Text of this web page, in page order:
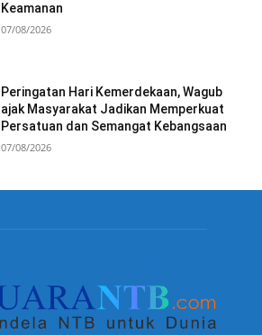
Keamanan
07/08/2026
Peringatan Hari Kemerdekaan, Wagub
ajak Masyarakat Jadikan Memperkuat
Persatuan dan Semangat Kebangsaan
07/08/2026